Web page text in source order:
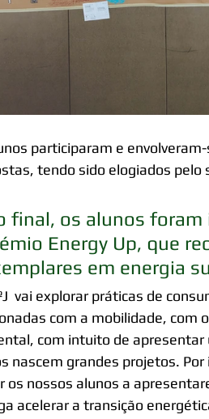
participaram e
tendo sido elogiados
final, os alunos
Energy Up, que
em energia
vai explorar práticas de
com a mobilidade, com
com intuito de apresentar
nascem grandes projetos.
os nossos alunos a
acelerar a transição